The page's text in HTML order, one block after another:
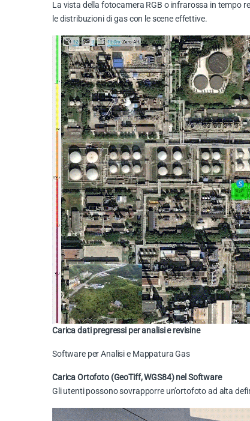
La vista della fotocamera RGB o infrarossa in tempo
le distribuzioni di gas con le scene effettive.
Carica dati pregressi per analisi e revisine
Software per Analisi e Mappatura Gas
Carica Ortofoto (GeoTiff, WGS84) nel Software
Gli utenti possono sovrapporre un’ortofoto ad alta